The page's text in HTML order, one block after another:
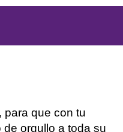
para que con tu
orgullo a toda su